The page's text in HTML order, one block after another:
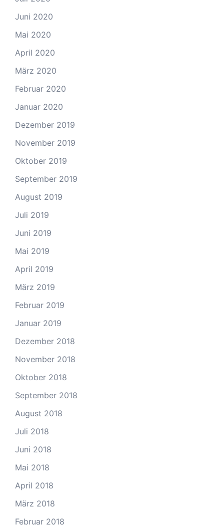
Juni 2020
Mai 2020
April 2020
März 2020
Februar 2020
Januar 2020
Dezember 2019
November 2019
Oktober 2019
September 2019
August 2019
Juli 2019
Juni 2019
Mai 2019
April 2019
März 2019
Februar 2019
Januar 2019
Dezember 2018
November 2018
Oktober 2018
September 2018
August 2018
Juli 2018
Juni 2018
Mai 2018
April 2018
März 2018
Februar 2018